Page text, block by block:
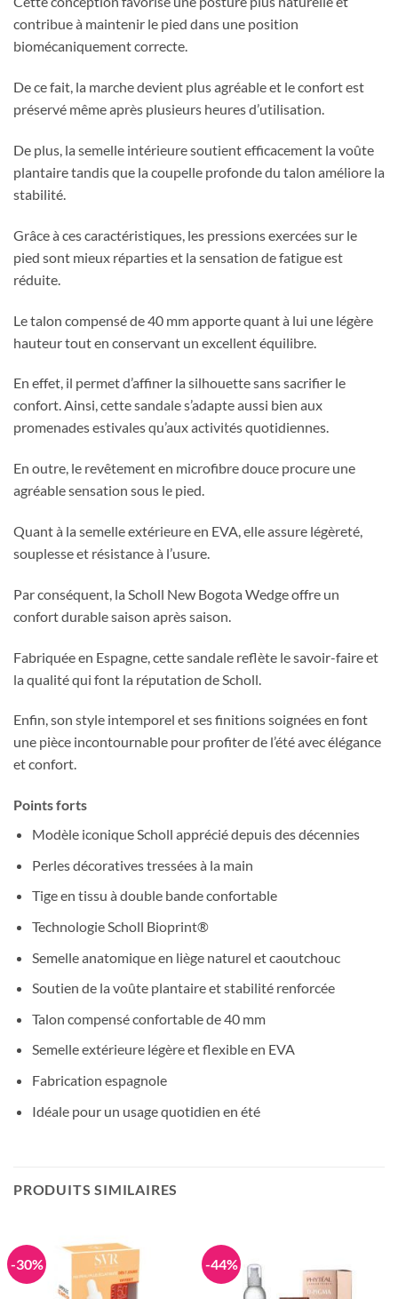
contribue à maintenir le pied dans une position
biomécaniquement correcte.
De ce fait, la marche devient plus agréable et le confort est
préservé même après plusieurs heures d’utilisation.
De plus, la semelle intérieure soutient efficacement la voûte
plantaire tandis que la coupelle profonde du talon améliore la
stabilité.
Grâce à ces caractéristiques, les pressions exercées sur le
pied sont mieux réparties et la sensation de fatigue est
réduite.
Le talon compensé de 40 mm apporte quant à lui une légère
hauteur tout en conservant un excellent équilibre.
En effet, il permet d’affiner la silhouette sans sacrifier le
confort. Ainsi, cette sandale s’adapte aussi bien aux
promenades estivales qu’aux activités quotidiennes.
En outre, le revêtement en microfibre douce procure une
agréable sensation sous le pied.
Quant à la semelle extérieure en EVA, elle assure légèreté,
souplesse et résistance à l’usure.
Par conséquent, la Scholl New Bogota Wedge offre un
confort durable saison après saison.
Fabriquée en Espagne, cette sandale reflète le savoir-faire et
la qualité qui font la réputation de Scholl.
Enfin, son style intemporel et ses finitions soignées en font
une pièce incontournable pour profiter de l’été avec élégance
et confort.
Points forts
Modèle iconique Scholl apprécié depuis des décennies
Perles décoratives tressées à la main
Tige en tissu à double bande confortable
Technologie Scholl Bioprint®
Semelle anatomique en liège naturel et caoutchouc
Soutien de la voûte plantaire et stabilité renforcée
Talon compensé confortable de 40 mm
Semelle extérieure légère et flexible en EVA
Fabrication espagnole
Idéale pour un usage quotidien en été
PRODUITS SIMILAIRES
-30% -44%